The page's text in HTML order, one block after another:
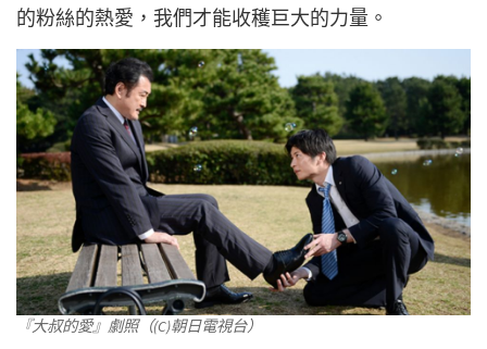
的粉絲的熱愛，我們才能收穫巨大的力量。
『大叔的愛』劇照（(C)朝日電視台）